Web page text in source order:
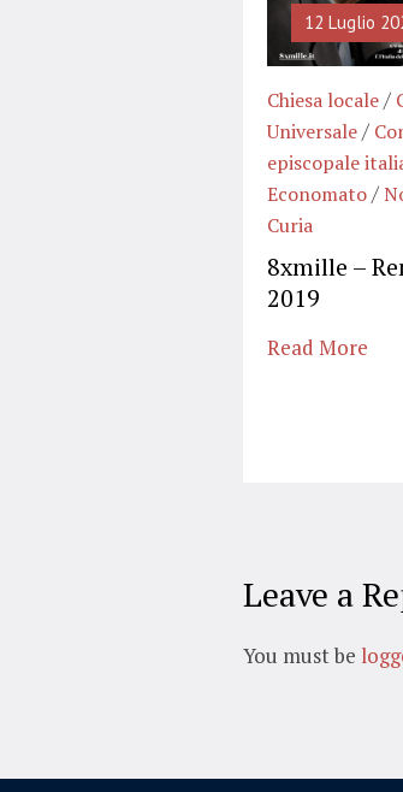
12 Luglio
Chiesa locale/
Universale/
episcopale
Economato/
Curia
8xmille –
2019
Read More
Leave a
You must be